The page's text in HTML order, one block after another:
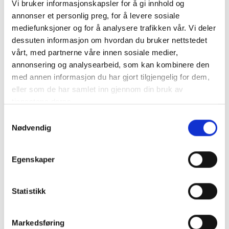
Vi bruker informasjonskapsler for å gi innhold og
annonser et personlig preg, for å levere sosiale
mediefunksjoner og for å analysere trafikken vår. Vi deler
dessuten informasjon om hvordan du bruker nettstedet
vårt, med partnerne våre innen sosiale medier,
annonsering og analysearbeid, som kan kombinere den
med annen informasjon du har gjort tilgjengelig for dem,
eller som de har samlet inn gjennom din bruk av
Nødvendig
Egenskaper
Statistikk
Markedsføring
Ellers er villaen omgitt av fantastisk natur, små
landsbyer som er rike på historie, slott,
middelalderkirker og teatre. Her finnes det
sykkelstier, muligheter for ridning, tennis, og golf.
Termalkildevann og termer finnes i Tabiano (7 min
unna) og Salsomaggiore (15 min unna). For
«Emilianske kjøkkenet».
Villa Poi er nylig totalrestaurert. Gamle fasader er
terrakottagulv. Villaen er på ca 400 kvadratmeter.
soverommene er romslige og lyse, og har AC. Alle
Panoramautsikt
Parkering
Peis
Perfekt for bryllup
Privat parkering
TV
Vaskemaskin